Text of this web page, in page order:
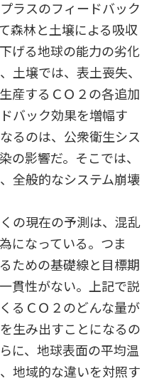
ラスのフィードバック
森林と土壌による吸収
げる地球の能力の劣化
土壌では、表土喪失、
産するＣＯ２の各追加
バック効果を増幅す
るのは、公衆衛生シス
の影響だ。そこでは、
全般的なシステム崩壊
の現在の予測は、混乱
になっている。つま
ための基礎線と目標期
貫性がない。上記で説
るＣＯ２のどんな量が
生み出すことになるの
に、地球表面の平均温
地域的な違いを対照す